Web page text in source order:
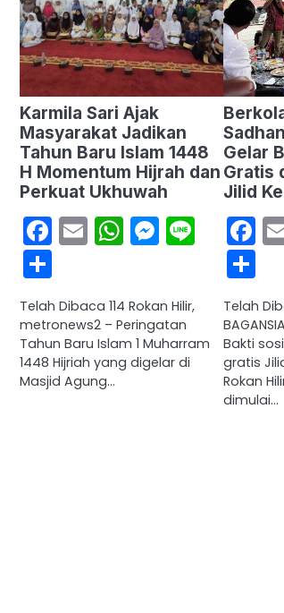
Karmila Sari Ajak
Masyarakat Jadikan
Tahun Baru Islam 1448
H Momentum Hijrah dan
Perkuat Ukhuwah
Facebook
EmailWhatsApp
Line
Telah Dibaca 114 Rokan Hilir,
metronews2 – Peringatan
Tahun Baru Islam 1 Muharram
1448 Hijriah yang digelar di
Masjid Agung…
Gelar
Gratis
Jilid
Telah
Bakti
gratis
Rokan
dimulai…